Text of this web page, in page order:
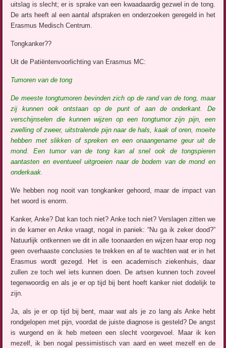
uitslag is slecht; er is sprake van een kwaadaardig gezwel in de tong.
De arts heeft al een aantal afspraken en onderzoeken geregeld in het
Erasmus Medisch Centrum.
Tongkanker??
Uit de Patiëntenvoorlichting van Erasmus MC:
Tumoren van de tong
De meeste tongtumoren bevinden zich op de rand van de tong, maar
zij kunnen ook ontstaan op de punt of aan de onderkant. De
verschijnselen die kunnen wijzen op een tongtumor zijn pijn, een
zwelling of zweer, uitstralende pijn naar de hals, kaak of oren, moeite
hebben met slikken of spreken en een onaangename geur uit de
mond.Een tumor van de tong kan al snel ook de tongspieren
aantasten en eventueel uitgroeien naar de bodem van de mond en
onderkaak.
We hebben nog nooit van tongkanker gehoord, maar de impact van
het woord is enorm.
Kanker, Anke? Dat kan toch niet? Anke toch niet? Verslagen zitten we
in de kamer en Anke vraagt, nogal in paniek: “Nu ga ik zeker dood?”
Natuurlijk ontkennen we dit in alle toonaarden en wijzen haar erop nog
geen overhaaste conclusies te trekken en af te wachten wat er in het
Erasmus wordt gezegd. Het is een academisch ziekenhuis, daar
zullen ze toch wel iets kunnen doen. De artsen kunnen toch zoveel
tegenwoordig en als je er op tijd bij bent hoeft kanker niet dodelijk te
zijn.
Ja, als je er op tijd bij bent, maar wat als je zo lang als Anke hebt
rondgelopen met pijn, voordat de juiste diagnose is gesteld? De angst
is wurgend en ik heb meteen een slecht voorgevoel. Maar ik ken
mezelf, ik ben nogal pessimistisch van aard en weet mezelf en de